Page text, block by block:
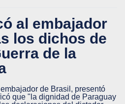
al embajador
los dichos de
de la
de Brasil, presentó
que "la dignidad de Paraguay